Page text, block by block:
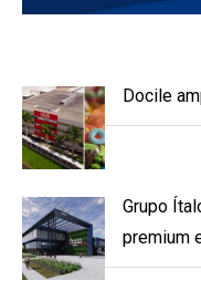
Docile
Grupo
premium